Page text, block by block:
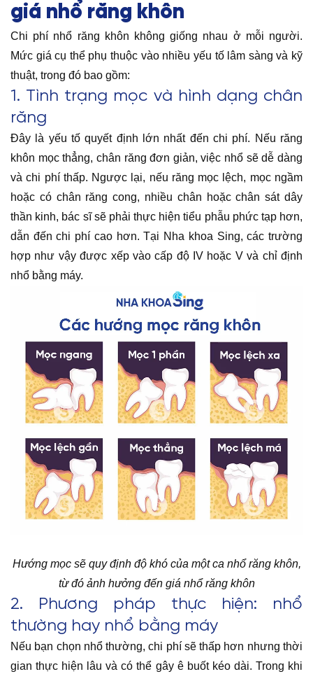
giá nhổ răng khôn
Chi phí nhổ răng khôn không giống nhau ở mỗi người.
Mức giá cụ thể phụ thuộc vào nhiều yếu tố lâm sàng và kỹ
thuật, trong đó bao gồm:
1. Tình trạng mọc và hình dạng chân
răng
Đây là yếu tố quyết định lớn nhất đến chi phí. Nếu răng
khôn mọc thẳng, chân răng đơn giản, việc nhổ sẽ dễ dàng
và chi phí thấp. Ngược lại, nếu răng mọc lệch, mọc ngầm
hoặc có chân răng cong, nhiều chân hoặc chân sát dây
thần kinh, bác sĩ sẽ phải thực hiện tiểu phẫu phức tạp hơn,
dẫn đến chi phí cao hơn. Tại Nha khoa Sing, các trường
hợp như vậy được xếp vào cấp độ IV hoặc V và chỉ định
nhổ bằng máy.
Hướng mọc sẽ quy định độ khó của một ca nhổ răng khôn,
từ đó ảnh hưởng đến giá nhổ răng khôn
2. Phương pháp thực hiện: nhổ
thường hay nhổ bằng máy
Nếu bạn chọn nhổ thường, chi phí sẽ thấp hơn nhưng thời
gian thực hiện lâu và có thể gây ê buốt kéo dài. Trong khi